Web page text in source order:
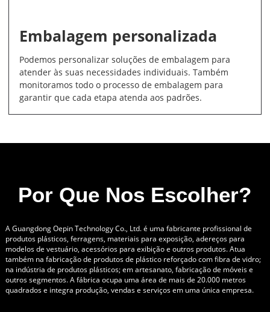
Embalagem personalizada
Podemos personalizar soluções de embalagem para
atender às suas necessidades individuais. Também
monitoramos todo o processo de embalagem para
garantir que cada etapa atenda aos padrões.
Por Que Nos Escolher?
A Guangdong Oepin Technology Co., Ltd. é uma fabricante profissional de
produtos plásticos, ferragens, materiais para exposição, adereços para
modelos de vestuário, acessórios para exibição e outros produtos. Atua
também na fabricação de produtos de plástico reforçado com fibra de vidro;
na indústria de produtos plásticos; em artesanato, fabricação de móveis e
outros segmentos. A fábrica ocupa uma área de mais de 20.000 metros
quadrados e integra produção, vendas e serviços em uma única empresa.